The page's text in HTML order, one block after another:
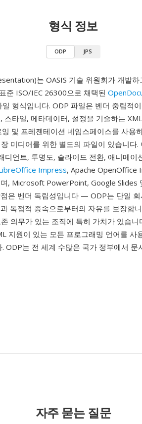
형식 정보
ODP JPS
는 OASIS 기술 위원회가 개발
준 ISO/IEC 26300으로 채택된
형식입니다. ODP 파일은 벤더 중립적
스타일, 메타데이터, 설정을 기술하는
및 프레젠테이션 네임스페이스를 사용
미디어를 위한 별도의 파일이 있습니다.
디언트, 투명도, 슬라이드 전환, 애니메이
Impress, Apache OpenOffice
, Microsoft PowerPoint, Google Slides
은 벤더 독립성입니다 — ODP는 단일
독점적 종속으로부터의 자유를 보장합
의무가 있는 조직에 특히 가치가 있습니
지원이 있는 모든 프로그래밍 언어를 사
ODP는 전 세계 수많은 국가 정부에서 문
자주 묻는 질문